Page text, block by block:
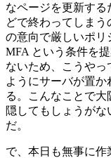
なページを更新す
どで終わってしまう
の意向で厳しいポリ
MFA という条件を
ないため、こうや
ようにサーバが置
る。こんなことで大
隠してもしょうが
だ。
で、本日も無事に